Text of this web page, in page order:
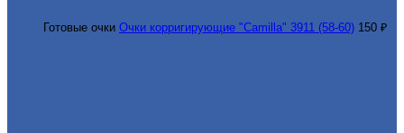
Готовые очки Очки корригирующие "Camilla" 3911 (58-60) 150 ₽